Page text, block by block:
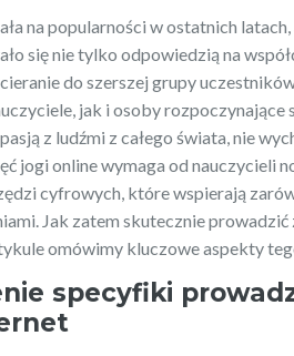
na popularności w ostatnich
się nie tylko odpowiedzią na
do szerszej grupy
jak i osoby rozpoczynające
z ludźmi z całego świata, nie
jogi online wymaga od nauczycieli
cyfrowych, które wspierają
Jak zatem skutecznie
omówimy kluczowe aspekty
specyfiki